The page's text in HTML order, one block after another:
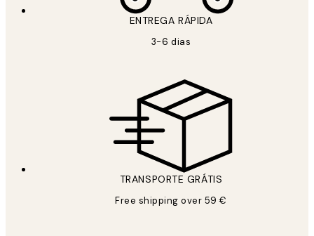
ENTREGA RÁPIDA
3-6 dias
TRANSPORTE GRÁTIS
Free shipping over 59 €